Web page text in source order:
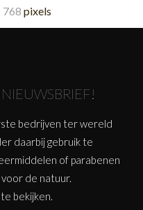
768 pixels
bedrijven ter wereld
daarbij gebruik te
of parabenen
de natuur.
bekijken.